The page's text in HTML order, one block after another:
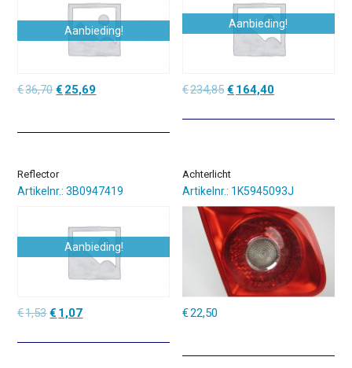
Aanbieding!
€36,70Oorspronkelijke
€36,70.
€ 25,69Huidige
€25,69.
Aanbieding!
€234,85 Oorspronkelijke
was:
€ 164,40Huidige
is:
Reflector
Artikelnr.: 3B0947419
Aanbieding!
€1,53Oorspronkelijke
was:
€ 1,07Huidige
is:
Achterlicht
Artikelnr.: 1K5945093J
€22,50